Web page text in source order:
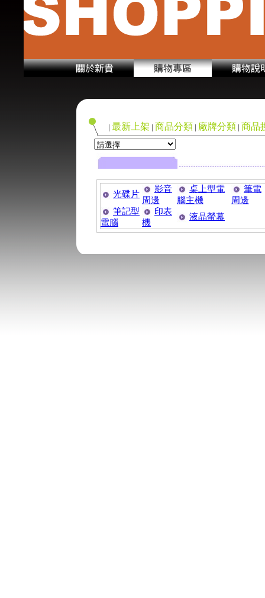
最新上架 商品分類 廠牌分類 商品
光碟片
影音
周邊
桌上型電
腦主機
筆電
周邊
筆記型
電腦
印表
機
液晶螢幕